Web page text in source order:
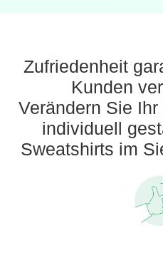
Zufriedenheit
Kunden
Verändern Sie
individuell
Sweatshirts im